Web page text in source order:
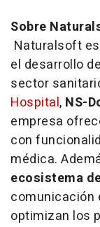
Sobre
Naturalsoft
el desarrollo
sector
Hospital, NS-
empresa
con
médica.
ecosistema
comunicación
optimizan los